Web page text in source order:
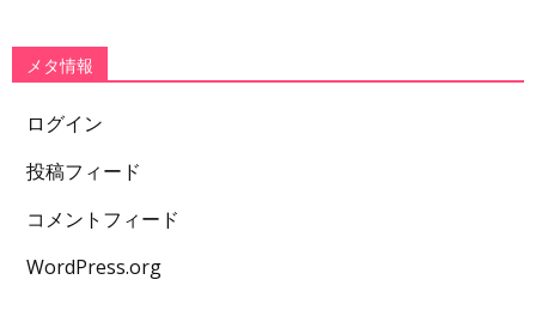
メタ情報
ログイン
投稿フィード
コメントフィード
WordPress.org